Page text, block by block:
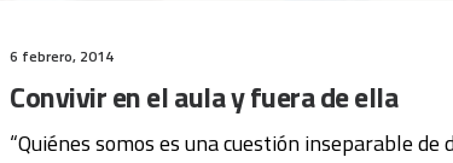
6 febrero, 2014
Convivir en el aula y fuera de ella
“Quiénes somos es una cuestión inseparable de